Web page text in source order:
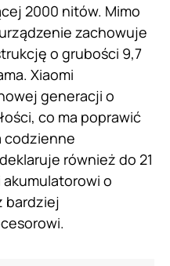
2000 nitów. Mimo
zachowuje
o grubości 9,7
Xiaomi
generacji o
co ma poprawić
codzienne
również do 21
o
bardziej